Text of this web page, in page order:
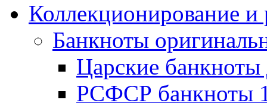
Коллекционирование и
Банкноты
Царские банкноты
РСФСР банкноты